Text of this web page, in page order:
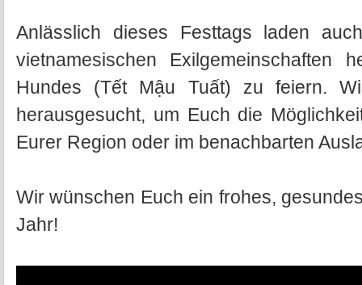
Anlässlich dieses Festtags laden
vietnamesischen
Hundes (Tết Mậu Tuất) zu feiern.
herausgesucht, um Euch die
Eurer Region oder im benachbarten
Wir wünschen Euch ein frohes,
Jahr!